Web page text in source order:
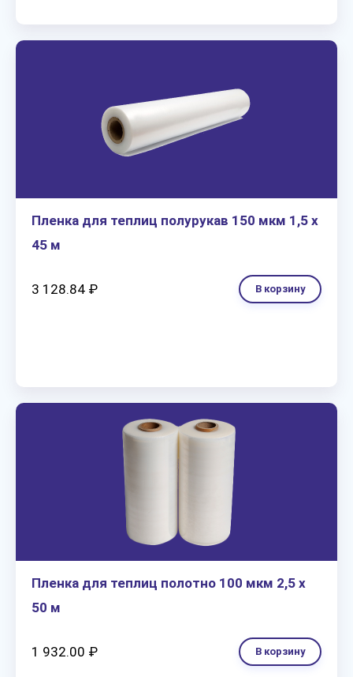
Пленка для теплиц полурукав 150 мкм 1,5 х
45 м
3 128.84 ₽ В корзину
Пленка для теплиц полотно 100 мкм 2,5 х
50 м
1 932.00 ₽ В корзину